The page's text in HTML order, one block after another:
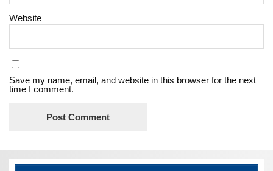
Website
Save my name, email, and website in this browser for the next
time I comment.